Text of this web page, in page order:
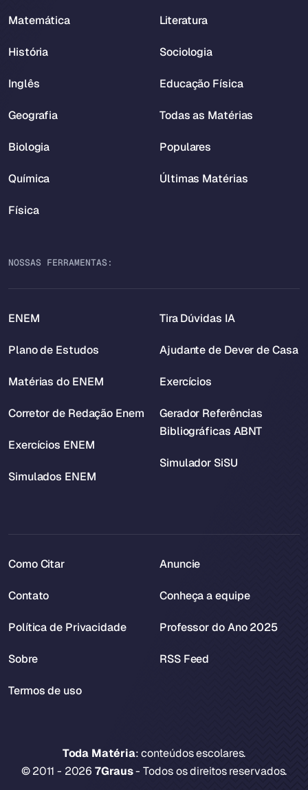
Matemática
História
Inglês
Geografia
Biologia
Química
Física
Literatura
Sociologia
Educação Física
Todas as Matérias
Populares
Últimas Matérias
NOSSAS FERRAMENTAS:
ENEM
Plano de Estudos
Matérias do ENEM
Corretor de Redação Enem
Exercícios ENEM
Simulados ENEM
Tira Dúvidas IA
Ajudante de Dever de Casa
Exercícios
Gerador Referências
Bibliográficas ABNT
Simulador SiSU
Toda Matéria: conteúdos escolares.
© 2011 - 20267Graus- Todos os direitos reservados.
Como Citar
Contato
Política de Privacidade
Sobre
Termos de uso
Anuncie
Conheça a equipe
Professor do Ano 2025
RSS Feed